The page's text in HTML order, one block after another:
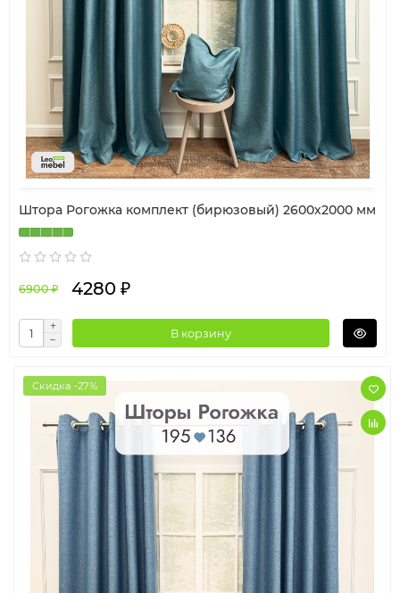
Штора Рогожка комплект (бирюзовый) 2600х2000 мм
6900 ₽ 4280 ₽
В корзину
Скидка -27%